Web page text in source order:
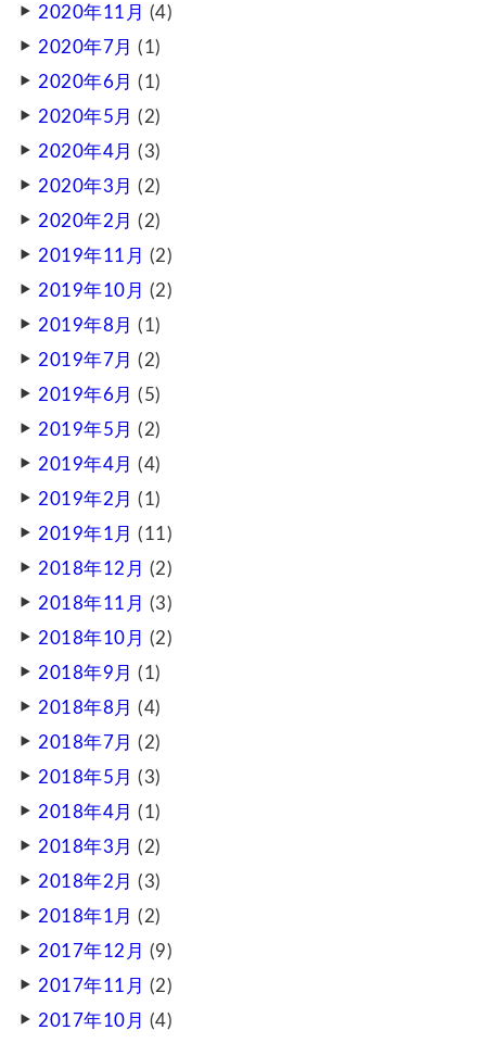
2020年11月 (4)
2020年7月 (1)
2020年6月 (1)
2020年5月 (2)
2020年4月 (3)
2020年3月 (2)
2020年2月 (2)
2019年11月 (2)
2019年10月 (2)
2019年8月 (1)
2019年7月 (2)
2019年6月 (5)
2019年5月 (2)
2019年4月 (4)
2019年2月 (1)
2019年1月 (11)
2018年12月 (2)
2018年11月 (3)
2018年10月 (2)
2018年9月 (1)
2018年8月 (4)
2018年7月 (2)
2018年5月 (3)
2018年4月 (1)
2018年3月 (2)
2018年2月 (3)
2018年1月 (2)
2017年12月 (9)
2017年11月 (2)
2017年10月 (4)